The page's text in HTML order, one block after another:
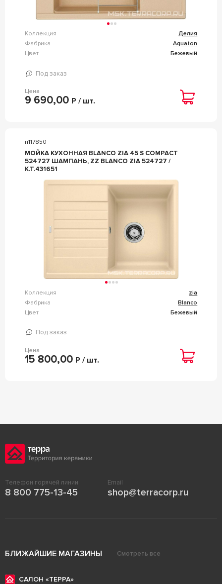
Коллекция
Делия
Фабрика
Aquaton
Цвет
Бежевый
Под заказ
Цена
9 690,00 Р / шт.
n117850
МОЙКА КУХОННАЯ BLANCO ZIA 45 S COMPACT
524727 ШАМПАНЬ, ZZ BLANCO ZIA 524727 /
К.Т.431651
Коллекция
zia
Фабрика
Blanco
Цвет
Бежевый
Под заказ
Цена
15 800,00 Р / шт.
Телефон горячей линии
8 800 775-13-45
Email
shop@terracorp.ru
БЛИЖАЙШИЕ МАГАЗИНЫ Смотреть все
САЛОН «ТЕРРА»